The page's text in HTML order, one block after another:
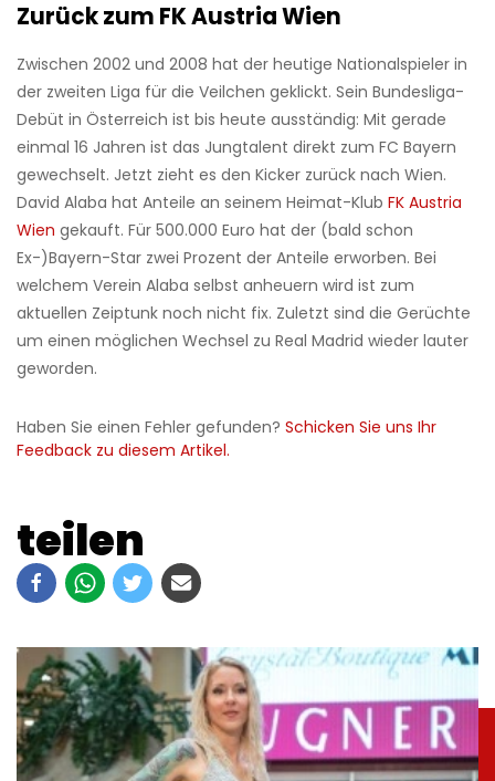
Zurück zum FK Austria Wien
Zwischen 2002 und 2008 hat der heutige Nationalspieler in
der zweiten Liga für die Veilchen geklickt. Sein Bundesliga-
Debüt in Österreich ist bis heute ausständig: Mit gerade
einmal 16 Jahren ist das Jungtalent direkt zum FC Bayern
gewechselt. Jetzt zieht es den Kicker zurück nach Wien.
David Alaba hat Anteile an seinem Heimat-Klub FK Austria
Wien gekauft. Für 500.000 Euro hat der (bald schon
Ex-)Bayern-Star zwei Prozent der Anteile erworben. Bei
welchem Verein Alaba selbst anheuern wird ist zum
aktuellen Zeiptunk noch nicht fix. Zuletzt sind die Gerüchte
um einen möglichen Wechsel zu Real Madrid wieder lauter
geworden.
Haben Sie einen Fehler gefunden? Schicken Sie uns Ihr
Feedback zu diesem Artikel.
teilen